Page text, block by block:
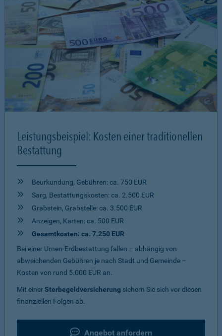
Leistungsbeispiel: Kosten einer traditionellen
Bestattung
Beurkundung, Gebühren: ca. 750 EUR
Sarg, Bestattungskosten: ca. 2.500 EUR
Grabstein, Grabstelle: ca. 3.500 EUR
Anzeigen, Karten: ca. 500 EUR
Gesamtkosten: ca. 7.250 EUR
Bei einer Urnen-Erdbestattung fallen – abhängig von
abweichenden Gebühren je nach Stadt und Gemeinde –
Kosten von rund 5.000 EUR an.
Mit einerSterbegeldversicherung sichern Sie sich vor diesen
finanziellen Folgen ab.
Angebot anfordern